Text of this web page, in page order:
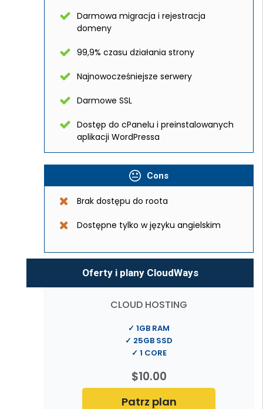
Darmowa migracja i rejestracja
domeny
99,9% czasu działania strony
Najnowocześniejsze serwery
Darmowe SSL
Dostęp do cPanelu i preinstalowanych
aplikacji WordPressa
Cons
Brak dostępu do roota
Dostępne tylko w języku angielskim
Oferty i plany CloudWays
CLOUD HOSTING
$10.00
✓ 1GB RAM
✓ 25GB SSD
✓ 1 CORE
Patrz plan